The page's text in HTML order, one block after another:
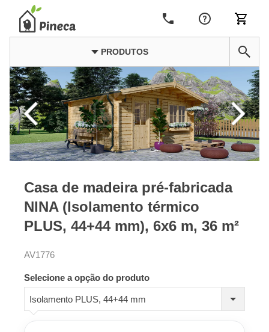
PRODUTOS
Casa de madeira pré-fabricada
NINA (Isolamento térmico
PLUS, 44+44 mm), 6x6 m, 36 m²
AV1776
Selecione a opção do produto
Isolamento PLUS, 44+44 mm